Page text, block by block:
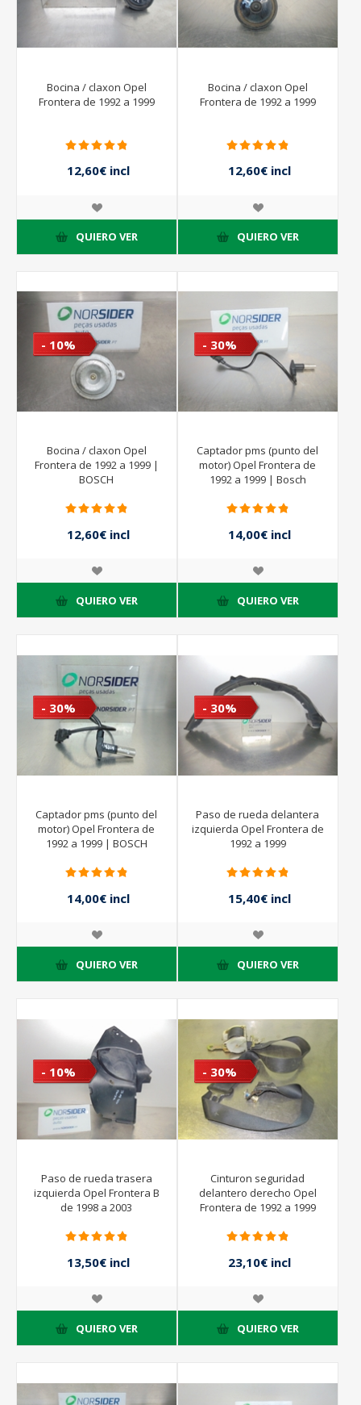
Bocina / claxon Opel
Frontera de 1992 a 1999
12,60€ incl
impuestos
QUIERO VER
Bocina / claxon Opel
Frontera de 1992 a 1999
12,60€ incl
impuestos
QUIERO VER
- 10%
Bocina / claxon Opel
Frontera de 1992 a 1999 |
BOSCH
12,60€ incl
impuestos
QUIERO VER
- 30%
Captador pms (punto del
motor) Opel Frontera de
1992 a 1999 | Bosch
14,00€ incl
impuestos
QUIERO VER
- 30%
Captador pms (punto del
motor) Opel Frontera de
1992 a 1999 | BOSCH
14,00€ incl
impuestos
QUIERO VER
- 30%
Paso de rueda delantera
izquierda Opel Frontera de
1992 a 1999
15,40€ incl
impuestos
QUIERO VER
- 10%
Paso de rueda trasera
izquierda Opel Frontera B
de 1998 a 2003
13,50€ incl
impuestos
QUIERO VER
- 30%
Cinturon seguridad
delantero derecho Opel
Frontera de 1992 a 1999
23,10€ incl
impuestos
QUIERO VER